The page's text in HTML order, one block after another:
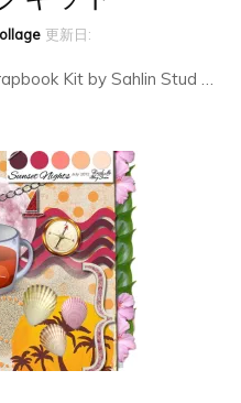
更新日:
Kit by Sahlin Stud …